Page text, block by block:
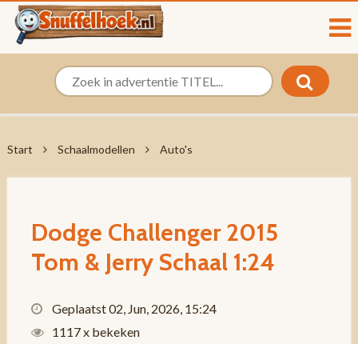
Start Schaalmodellen Auto's
Dodge Challenger 2015
Tom & Jerry Schaal 1:24
Geplaatst 02, Jun, 2026, 15:24
1117 x bekeken